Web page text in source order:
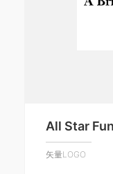
All Star
矢量LOGO